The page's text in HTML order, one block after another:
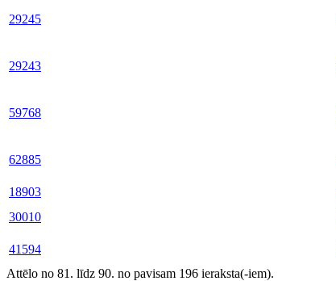
29245
29243
59768
62885
18903
30010
41594
Attēlo no 81. līdz 90. no pavisam 196 ieraksta(-iem).